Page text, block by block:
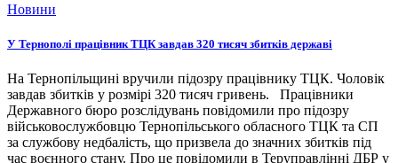
Новини
У Тернополі працівник ТЦК завдав 320 тисяч збитків державі
На Тернопільщині вручили підозру працівнику ТЦК. Чоловік
завдав збитків у розмірі 320 тисяч гривень. Працівники
Державного бюро розслідувань повідомили про підозру
військовослужбовцю Тернопільського обласного ТЦК та СП
за службову недбалість, що призвела до значних збитків під
час воєнного стану. Про це повідомили в Теруправлінні ДБР у